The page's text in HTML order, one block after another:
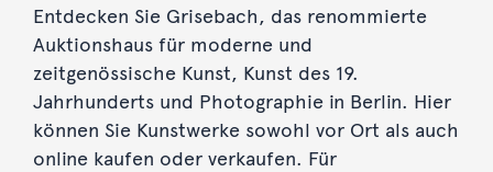
Entdecken Sie Grisebach, das renommierte
Auktionshaus für moderne und
zeitgenössische Kunst, Kunst des 19.
Jahrhunderts und Photographie in Berlin. Hier
können Sie Kunstwerke sowohl vor Ort als auch
online kaufen oder verkaufen. Für